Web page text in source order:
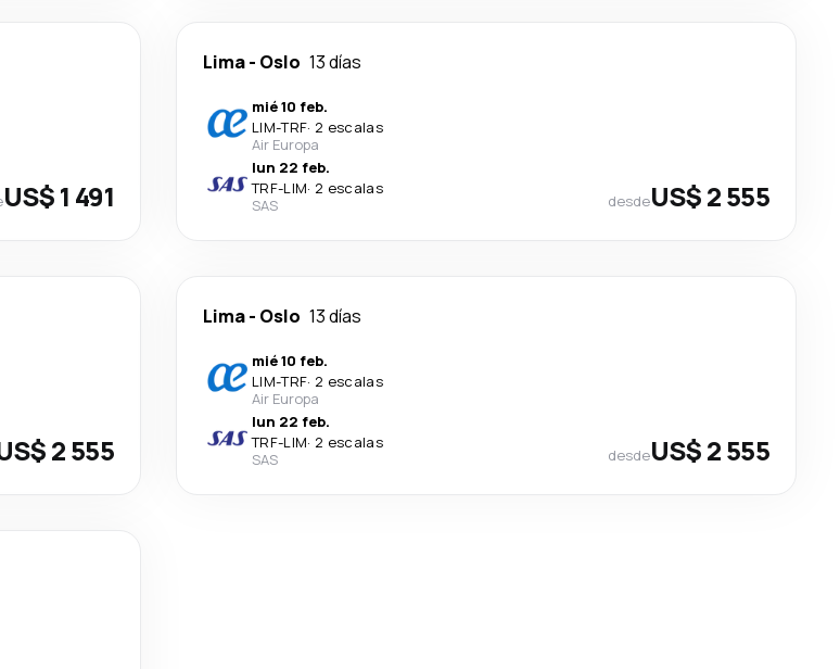
US$ 1 491
Lima- Oslo 13 días
mié 10 feb.
LIM-TRF· 2 escalas
Air Europa
lun 22 feb.
TRF-LIM· 2 escalas
SAS
desdeUS$ 2 555
2 555
Lima- Oslo 13 días
mié 10 feb.
LIM-TRF· 2 escalas
Air Europa
lun 22 feb.
TRF-LIM· 2 escalas
SAS
desdeUS$ 2 555